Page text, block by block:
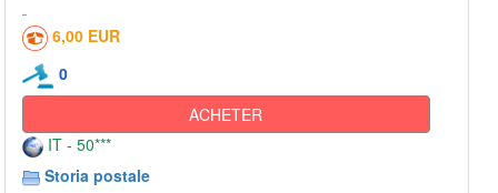
6,00 EUR
0
ACHETER
IT - 50***
Storia postale